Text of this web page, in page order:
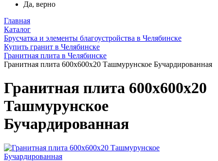
Да, верно
Главная
Каталог
Брусчатка и элементы благоустройства в Челябинске
Купить гранит в Челябинске
Гранитная плита в Челябинске
Гранитная плита 600х600x20 Ташмурунское Бучардированная
Гранитная плита 600х600x20
Ташмурунское
Бучардированная